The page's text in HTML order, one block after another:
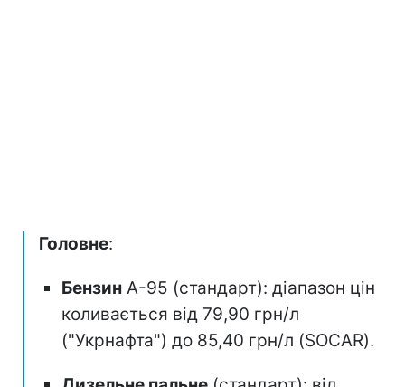
Головне:
Бензин А-95 (стандарт): діапазон цін
коливається від 79,90 грн/л
("Укрнафта") до 85,40 грн/л (SOCAR).